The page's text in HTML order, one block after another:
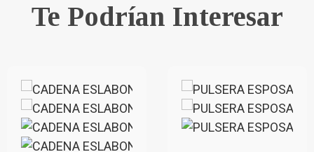
Te Podrían Interesar